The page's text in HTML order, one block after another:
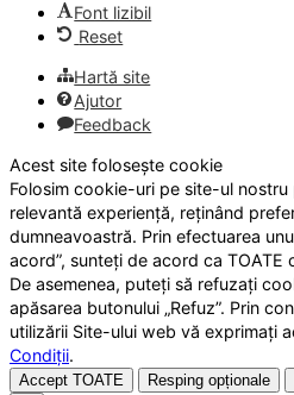
Font lizibil
Reset
Hartă site
Ajutor
Feedback
Acest site folosește cookie
Folosim cookie-uri pe site-ul
relevantă experiență, reținând
dumneavoastră. Prin efectuarea
acord”, sunteți de acord ca
De asemenea, puteți să refuzați
apăsarea butonului „Refuz”. Prin
utilizării Site-ului web vă exprimați
Condiții.
Accept TOATE Resping opționale